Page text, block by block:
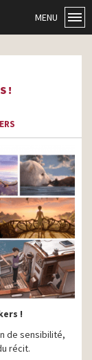
MENU
!
!
de sensibilité,
récit.